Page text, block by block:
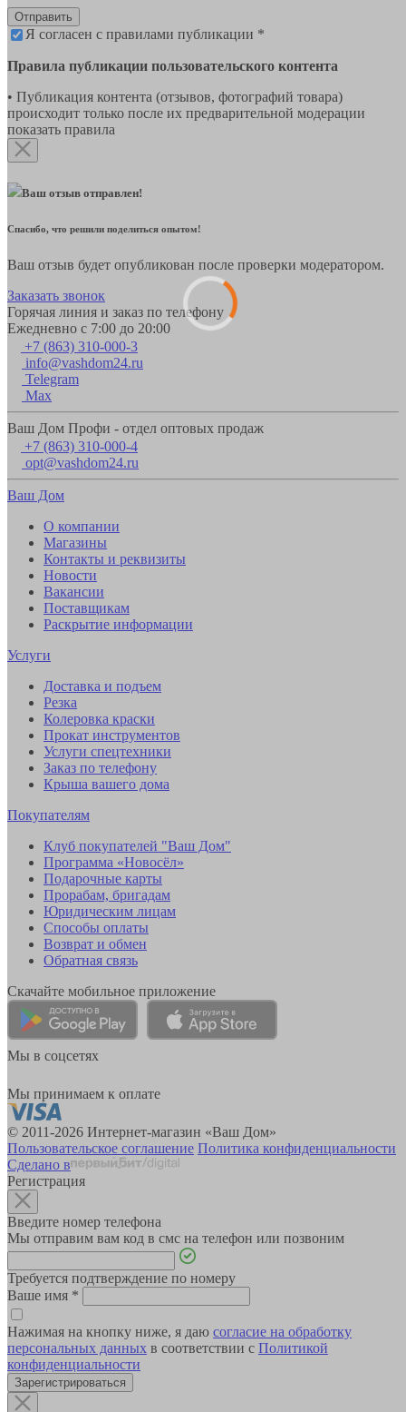
Отправить
Я согласен с правилами публикации *
Правила публикации пользовательского контента
• Публикация контента (отзывов, фотографий товара)
происходит только после их предварительной модерации
показать правила
Ваш отзыв отправлен!
Спасибо, что решили поделиться опытом!
Ваш отзыв будет опубликован после проверки модератором.
Заказать звонок
Горячая линия и заказ по телефону
Ежедневно с 7:00 до 20:00
+7 (863) 310-000-3
info@vashdom24.ru
Telegram
Max
Ваш Дом Профи - отдел оптовых продаж
+7 (863) 310-000-4
opt@vashdom24.ru
Ваш Дом
О компании
Магазины
Контакты и реквизиты
Новости
Вакансии
Поставщикам
Раскрытие информации
Услуги
Доставка и подъем
Резка
Колеровка краски
Прокат инструментов
Услуги спецтехники
Заказ по телефону
Крыша вашего дома
Покупателям
Клуб покупателей "Ваш Дом"
Программа «Новосёл»
Подарочные карты
Прорабам, бригадам
Юридическим лицам
Способы оплаты
Возврат и обмен
Обратная связь
Скачайте мобильное приложение
Мы в соцсетях
Мы принимаем к оплате
© 2011-2026 Интернет-магазин «Ваш Дом»
Пользовательское соглашение Политика конфиденциальности
Сделано в
Регистрация
Введите номер телефона
Мы отправим вам код в смс на телефон или позвоним
Требуется подтверждение по номеру
Ваше имя *
Нажимая на кнопку ниже, я даю согласие на обработку
персональных данных в соответствии с Политикой
конфиденциальности
Зарегистрироваться